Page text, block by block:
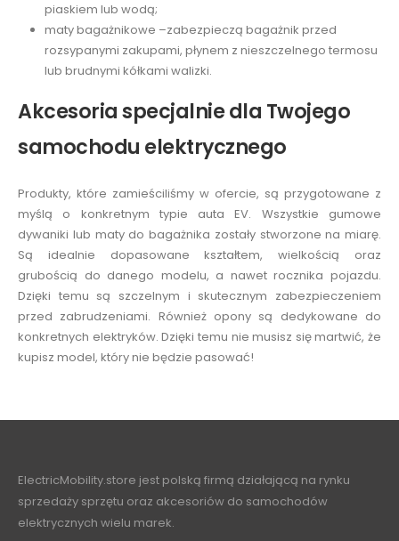
piaskiem lub wodą;
maty bagażnikowe –zabezpieczą bagażnik przed
rozsypanymi zakupami, płynem z nieszczelnego termosu
lub brudnymi kółkami walizki.
Akcesoria specjalnie dla Twojego
samochodu elektrycznego
Produkty, które zamieściliśmy w ofercie, są przygotowane z
myślą o konkretnym typie auta EV. Wszystkie gumowe
dywaniki lub maty do bagażnika zostały stworzone na miarę.
Są idealnie dopasowane kształtem, wielkością oraz
grubością do danego modelu, a nawet rocznika pojazdu.
Dzięki temu są szczelnym i skutecznym zabezpieczeniem
przed zabrudzeniami. Również opony są dedykowane do
konkretnych elektryków. Dzięki temu nie musisz się martwić, że
kupisz model, który nie będzie pasować!
ElectricMobility.store jest polską firmą działającą na rynku
sprzedaży sprzętu oraz akcesoriów do samochodów
elektrycznych wielu marek.